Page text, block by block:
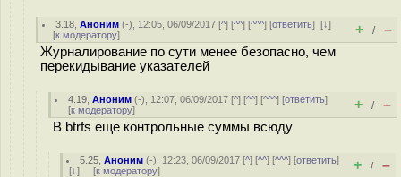
3.18 ,Аноним (-), 12:05, 06/09/2017 [^] [^^] [^^^] [ответить][↓]
[к модератору] + / –
Журналирование по сути менее безопасно, чем
перекидывание указателей
4.19 ,Аноним (-), 12:07, 06/09/2017 [^] [^^] [^^^] [ответить]
[к модератору] + / –
В btrfs еще контрольные суммы всюду
5.25 ,Аноним (-), 12:23, 06/09/2017 [^] [^^] [^^^] [ответить]
[↓] [к модератору] + / –